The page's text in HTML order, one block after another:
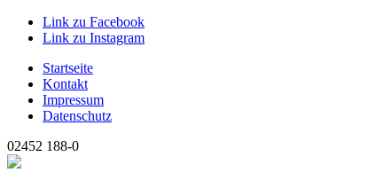
Link zu Facebook
Link zu Instagram
Startseite
Kontakt
Impressum
Datenschutz
02452 188-0